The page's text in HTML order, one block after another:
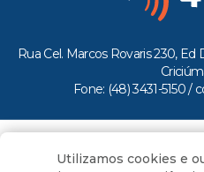
Rua Cel. Marcos Rovaris 230, Ed
Fone: (48) 3431-5150 /
Todos os direitos
Utilizamos cookies e